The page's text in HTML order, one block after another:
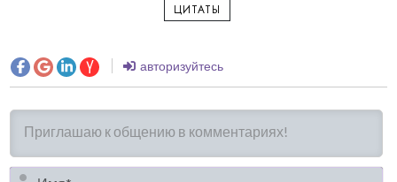
ЦИТАТЫ
авторизуйтесь